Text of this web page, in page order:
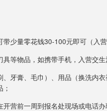
少量零花钱30-100元即可（入
等物品，如携带手机，入营交
牙膏、毛巾）、用品（换洗内
营前一周到报名处现场或电话